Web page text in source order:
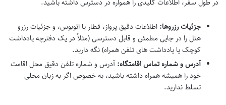
در طول سفر، اطلاعات کلیدی را همواره در دسترس داشته باشید.
جزئیات رزروها: اطلاعات دقیق پرواز، قطار یا اتوبوس، و جزئیات رزرو
هتل را در جایی مطمئن و قابل دسترسی (مثلاً در یک دفترچه یادداشت
کوچک یا یادداشت های تلفن همراه) نگه دارید.
آدرس و شماره تماس اقامتگاه:آدرس و شماره تلفن دقیق محل اقامت
خود را همیشه همراه داشته باشید، به خصوص اگر به زبان محلی
تسلط ندارید.